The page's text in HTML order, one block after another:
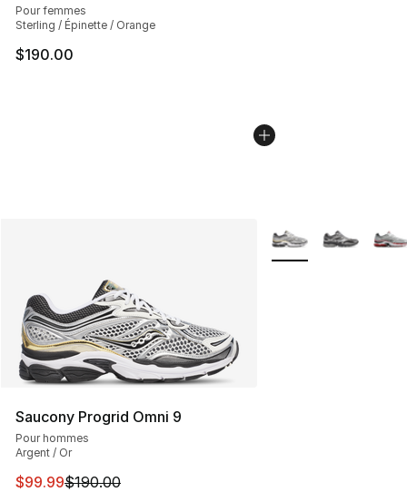
Pour femmes
Sterling / Épinette / Orange
$190.00
Saucony Progrid Omni 9
Pour hommes
Argent / Or
Cet article est en solde. Le prix est passé de $190.00 à
$99.99$190.00
Plus de couleurs